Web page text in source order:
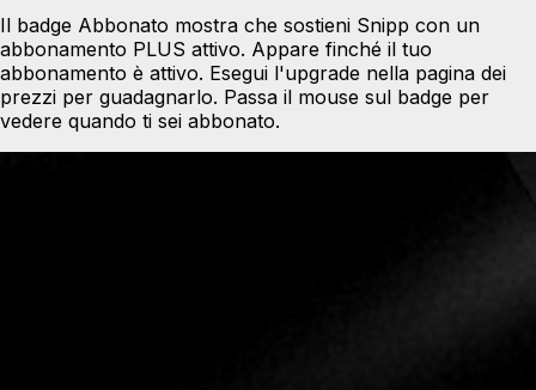
Il badge Abbonato mostra che sostieni Snipp con un
abbonamento PLUS attivo. Appare finché il tuo
abbonamento è attivo. Esegui l'upgrade nella pagina dei
prezzi per guadagnarlo. Passa il mouse sul badge per
vedere quando ti sei abbonato.